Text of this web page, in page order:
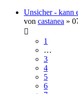
Unsicher - kann
von castanea »
1
…
3
4
5
6